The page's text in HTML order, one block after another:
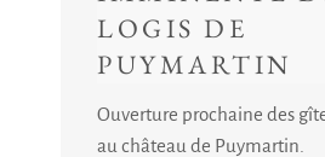
LOGIS DE
PUYMARTIN
Ouverture prochaine des
au château de Puymartin.